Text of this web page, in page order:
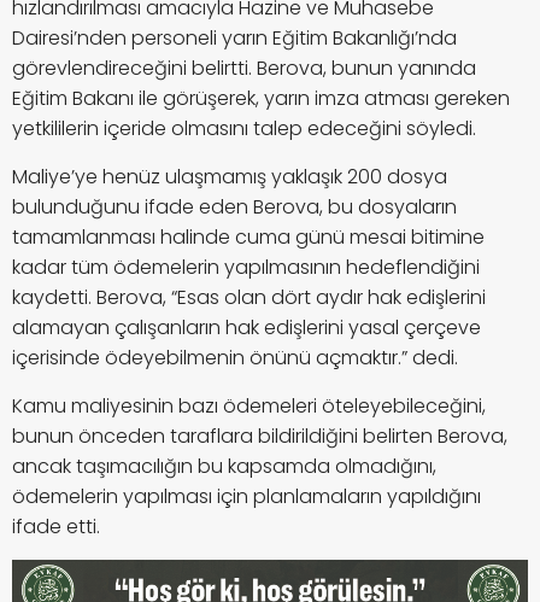
hızlandırılması amacıyla Hazine ve Muhasebe
Dairesi’nden personeli yarın Eğitim Bakanlığı’nda
görevlendireceğini belirtti. Berova, bunun yanında
Eğitim Bakanı ile görüşerek, yarın imza atması gereken
yetkililerin içeride olmasını talep edeceğini söyledi.
Maliye’ye henüz ulaşmamış yaklaşık 200 dosya
bulunduğunu ifade eden Berova, bu dosyaların
tamamlanması halinde cuma günü mesai bitimine
kadar tüm ödemelerin yapılmasının hedeflendiğini
kaydetti. Berova, “Esas olan dört aydır hak edişlerini
alamayan çalışanların hak edişlerini yasal çerçeve
içerisinde ödeyebilmenin önünü açmaktır.” dedi.
Kamu maliyesinin bazı ödemeleri öteleyebileceğini,
bunun önceden taraflara bildirildiğini belirten Berova,
ancak taşımacılığın bu kapsamda olmadığını,
ödemelerin yapılması için planlamaların yapıldığını
ifade etti.